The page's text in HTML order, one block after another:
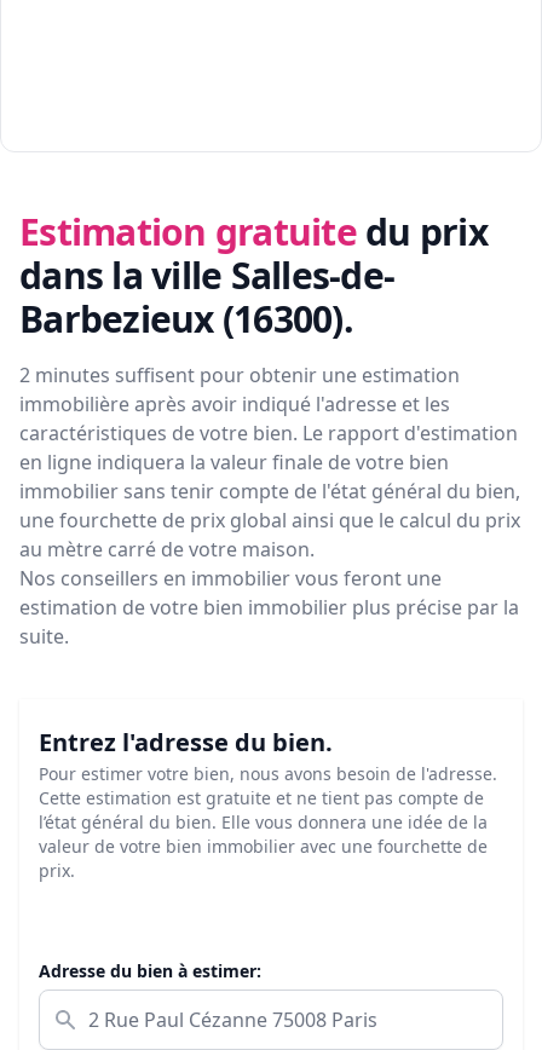
Estimation gratuite du prix
dans la ville Salles-de-
Barbezieux (16300).
2 minutes suffisent pour obtenir une estimation
immobilière après avoir indiqué l'adresse et les
caractéristiques de votre bien. Le rapport d'estimation
en ligne indiquera la valeur finale de votre bien
immobilier sans tenir compte de l'état général du bien,
une fourchette de prix global ainsi que le calcul du prix
au mètre carré de votre maison.
Nos conseillers en immobilier vous feront une
estimation de votre bien immobilier plus précise par la
suite.
Entrez l'adresse du bien.
Pour estimer votre bien, nous avons besoin de l'adresse.
Cette estimation est gratuite et ne tient pas compte de
l’état général du bien. Elle vous donnera une idée de la
valeur de votre bien immobilier avec une fourchette de
prix.
Adresse du bien à estimer: